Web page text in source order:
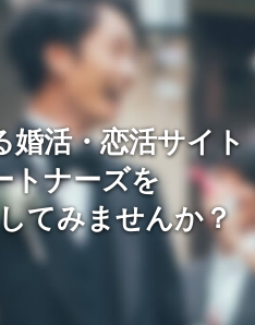
婚活・恋活サイト
トナーズを
てみませんか？